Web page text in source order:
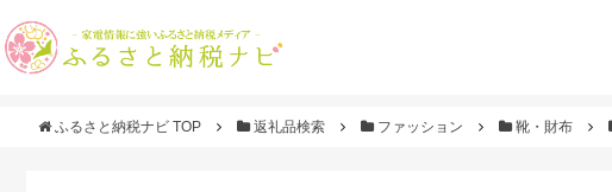
ふるさと納税ナビ TOP 返礼品検索 ファッション 靴・財布